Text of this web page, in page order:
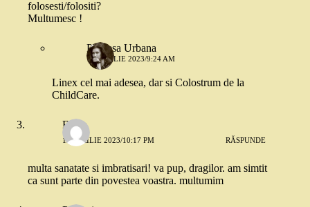
folosesti/folositi?
Multumesc !
Printesa Urbana
13 APRILIE 2023/9:24 AM
Linex cel mai adesea, dar si Colostrum de la
ChildCare.
Elena
12 APRILIE 2023/10:17 PM RĂSPUNDE
multa sanatate si imbratisari! va pup, dragilor. am simtit
ca sunt parte din povestea voastra. multumim